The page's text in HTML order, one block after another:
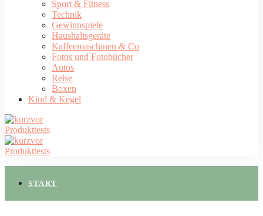
Sport & Fitness
Technik
Gewinnspiele
Haushaltsgeräte
Kaffeemaschinen & Co
Fotos und Fotobücher
Autos
Reise
Boxen
Kind & Kegel
START